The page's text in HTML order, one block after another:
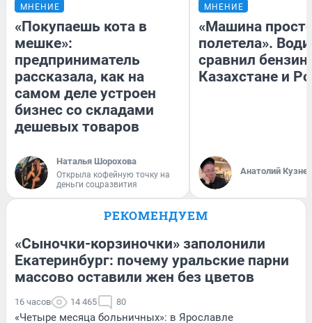
МНЕНИЕ
«Покупаешь кота в
мешке»:
предприниматель
рассказала, как на
самом деле устроен
бизнес со складами
дешевых товаров
Наталья Шорохова
Открыла кофейную точку на
деньги соцразвития
МНЕНИЕ
«Машина
полетела».
сравнил бензин
Казахстане и
Анатолий
РЕКОМЕНДУЕМ
«Сыночки-корзиночки» заполонили
Екатеринбург: почему уральские парни
массово оставили жен без цветов
16 часов 14 465 80
«Четыре месяца больничных»: в Ярославле